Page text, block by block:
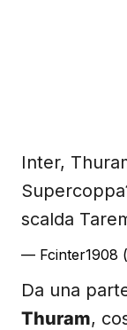
Inter,
scalda
— Fcinter1908
Da una
Thuram,